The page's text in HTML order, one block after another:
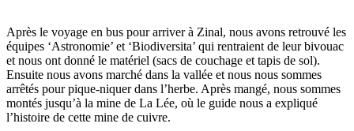
Après le voyage en bus pour arriver à Zinal, nous avons retrouvé les
équipes ‘Astronomie’ et ‘Biodiversita’ qui rentraient de leur bivouac
et nous ont donné le matériel (sacs de couchage et tapis de sol).
Ensuite nous avons marché dans la vallée et nous nous sommes
arrêtés pour pique-niquer dans l’herbe. Après mangé, nous sommes
montés jusqu’à la mine de La Lée, où le guide nous a expliqué
l’histoire de cette mine de cuivre.